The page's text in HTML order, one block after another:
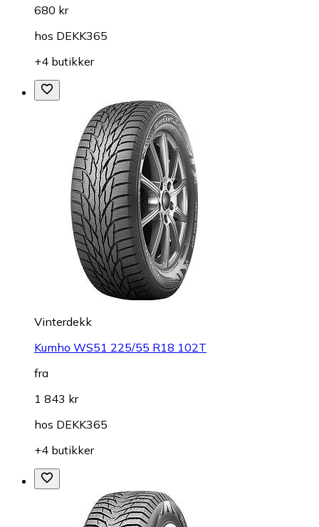
680 kr
hos DEKK365
+4 butikker
Vinterdekk
Kumho WS51 225/55 R18 102T
fra
1 843 kr
hos DEKK365
+4 butikker